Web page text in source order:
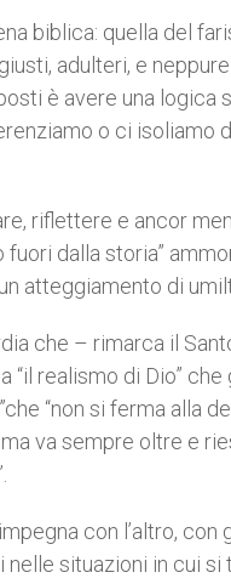
biblica: quella del
adulteri, e
è avere una logica
o ci isoliamo
riflettere e ancor
dalla storia”
atteggiamento di
che – rimarca il
realismo di Dio”
“non si ferma alla
va sempre oltre e
con l’altro, con
situazioni in cui si